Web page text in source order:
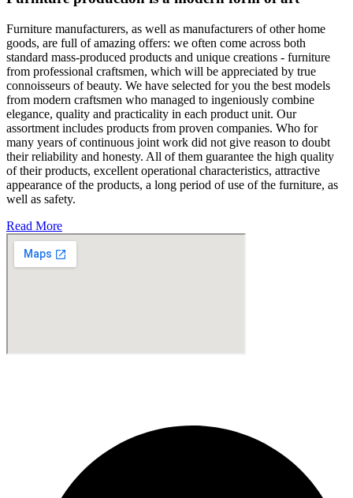
Furniture manufacturers, as well as manufacturers of other home
goods, are full of amazing offers: we often come across both
standard mass-produced products and unique creations - furniture
from professional craftsmen, which will be appreciated by true
connoisseurs of beauty. We have selected for you the best models
from modern craftsmen who managed to ingeniously combine
elegance, quality and practicality in each product unit. Our
assortment includes products from proven companies. Who for
many years of continuous joint work did not give reason to doubt
their reliability and honesty. All of them guarantee the high quality
of their products, excellent operational characteristics, attractive
appearance of the products, a long period of use of the furniture, as
well as safety.
Read More